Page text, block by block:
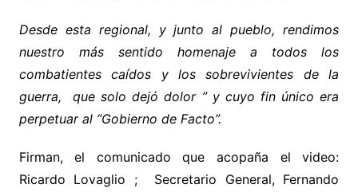
Desde esta regional, y junto al pueblo, rendimos
nuestro más sentido homenaje a todos los
combatientes caídos y los sobrevivientes de la
guerra, que solo dejó dolor ” y cuyo fin único era
perpetuar al “Gobierno de Facto”.
Firman, el comunicado que acopaña el video:
Ricardo Lovaglio ; Secretario General, Fernando